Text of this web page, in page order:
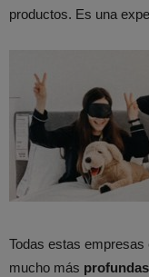
productos. Es una
Todas estas
mucho más